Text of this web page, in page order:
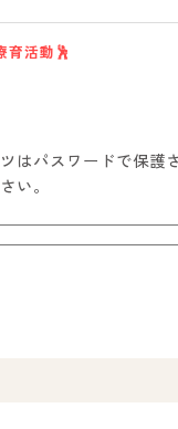
育活動🕺
はパスワードで保護
い。